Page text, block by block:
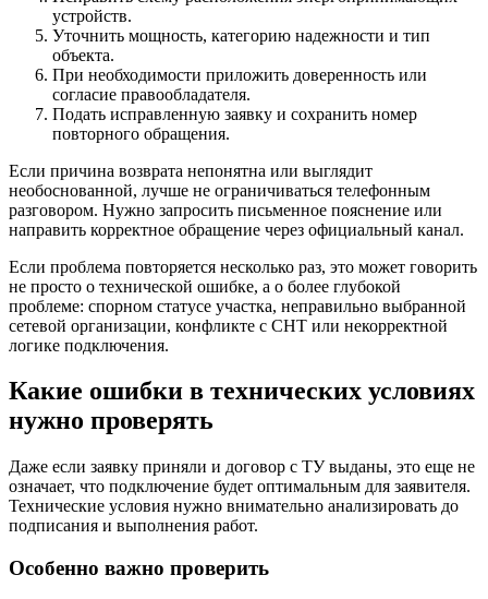
устройств.
Уточнить мощность, категорию надежности и тип
объекта.
При необходимости приложить доверенность или
согласие правообладателя.
Подать исправленную заявку и сохранить номер
повторного обращения.
Если причина возврата непонятна или выглядит
необоснованной, лучше не ограничиваться телефонным
разговором. Нужно запросить письменное пояснение или
направить корректное обращение через официальный канал.
Если проблема повторяется несколько раз, это может говорить
не просто о технической ошибке, а о более глубокой
проблеме: спорном статусе участка, неправильно выбранной
сетевой организации, конфликте с СНТ или некорректной
логике подключения.
Какие ошибки в технических условиях
нужно проверять
Даже если заявку приняли и договор с ТУ выданы, это еще не
означает, что подключение будет оптимальным для заявителя.
Технические условия нужно внимательно анализировать до
подписания и выполнения работ.
Особенно важно проверить